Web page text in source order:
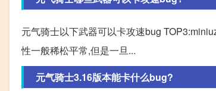
元气骑士以下武器可以卡攻速bug
性一般稀松平常,但是一旦...
元气骑士3.16版本能卡什么bug?